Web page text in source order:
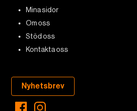
Mina sidor
Om oss
Stöd oss
Kontakta oss
Nyhetsbrev